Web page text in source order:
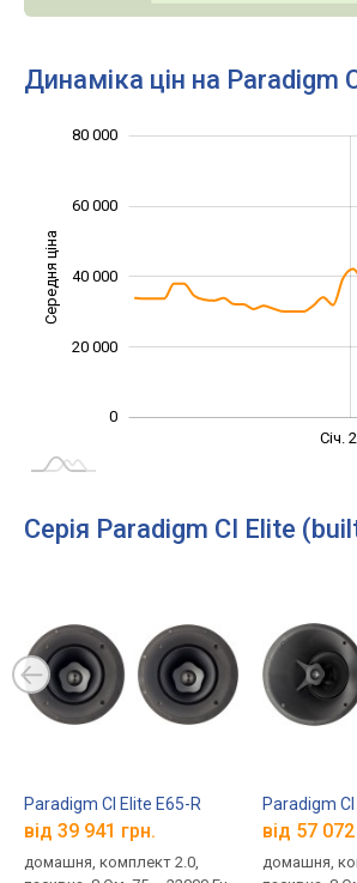
Динаміка цін на Paradigm
Середня ціна 10 000
0
20 000
40 000
60 000
80 000
Січ.
Серія Paradigm CI Elite
Paradigm CI Elite E65-R
від 39 941 грн.
домашня, комплект 2.0,
Paradigm
від 57
домашня,